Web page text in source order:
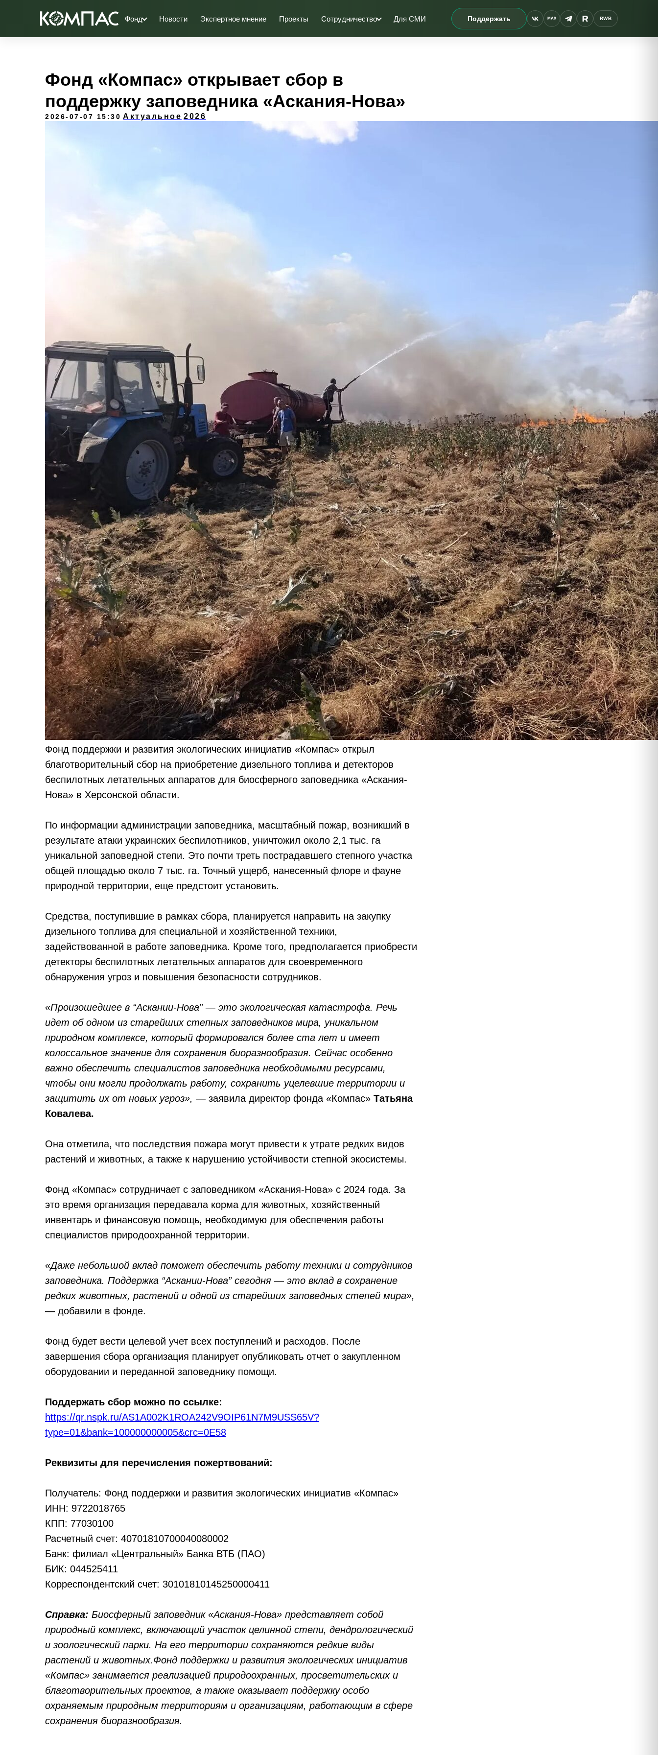
Фонд Новости Экспертное мнение Проекты Сотрудничество Для СМИ Поддержать MAX RWB
Фонд «Компас» открывает сбор в
поддержку заповедника «Аскания-Нова»
2026-07-07 15:30 Актуальное 2026
Фонд поддержки и развития экологических инициатив «Компас» открыл
благотворительный сбор на приобретение дизельного топлива и детекторов
беспилотных летательных аппаратов для биосферного заповедника «Аскания-
Нова» в Херсонской области.
По информации администрации заповедника, масштабный пожар, возникший в
результате атаки украинских беспилотников, уничтожил около 2,1 тыс. га
уникальной заповедной степи. Это почти треть пострадавшего степного участка
общей площадью около 7 тыс. га. Точный ущерб, нанесенный флоре и фауне
природной территории, еще предстоит установить.
Средства, поступившие в рамках сбора, планируется направить на закупку
дизельного топлива для специальной и хозяйственной техники,
задействованной в работе заповедника. Кроме того, предполагается приобрести
детекторы беспилотных летательных аппаратов для своевременного
обнаружения угроз и повышения безопасности сотрудников.
«Произошедшее в “Аскании-Нова” — это экологическая катастрофа. Речь
идет об одном из старейших степных заповедников мира, уникальном
природном комплексе, который формировался более ста лет и имеет
колоссальное значение для сохранения биоразнообразия. Сейчас особенно
важно обеспечить специалистов заповедника необходимыми ресурсами,
чтобы они могли продолжать работу, сохранить уцелевшие территории и
защитить их от новых угроз», — заявила директор фонда «Компас» Татьяна
Ковалева.
Она отметила, что последствия пожара могут привести к утрате редких видов
растений и животных, а также к нарушению устойчивости степной экосистемы.
Фонд «Компас» сотрудничает с заповедником «Аскания-Нова» с 2024 года. За
это время организация передавала корма для животных, хозяйственный
инвентарь и финансовую помощь, необходимую для обеспечения работы
специалистов природоохранной территории.
«Даже небольшой вклад поможет обеспечить работу техники и сотрудников
заповедника. Поддержка “Аскании-Нова” сегодня — это вклад в сохранение
редких животных, растений и одной из старейших заповедных степей мира»,
— добавили в фонде.
Фонд будет вести целевой учет всех поступлений и расходов. После
завершения сбора организация планирует опубликовать отчет о закупленном
оборудовании и переданной заповеднику помощи.
Поддержать сбор можно по ссылке:
https://qr.nspk.ru/AS1A002K1ROA242V9OIP61N7M9USS65V?
type=01&bank=100000000005&crc=0E58
Реквизиты для перечисления пожертвований:
Получатель: Фонд поддержки и развития экологических инициатив «Компас»
ИНН: 9722018765
КПП: 77030100
Расчетный счет: 40701810700040080002
Банк: филиал «Центральный» Банка ВТБ (ПАО)
БИК: 044525411
Корреспондентский счет: 30101810145250000411
Справка: Биосферный заповедник «Аскания-Нова» представляет собой
природный комплекс, включающий участок целинной степи, дендрологический
и зоологический парки. На его территории сохраняются редкие виды
растений и животных.Фонд поддержки и развития экологических инициатив
«Компас» занимается реализацией природоохранных, просветительских и
благотворительных проектов, а также оказывает поддержку особо
охраняемым природным территориям и организациям, работающим в сфере
сохранения биоразнообразия.